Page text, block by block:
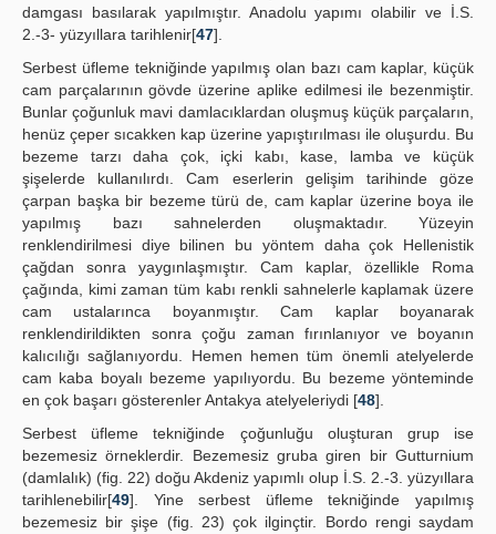
damgası basılarak yapılmıştır. Anadolu yapımı olabilir ve İ.S.
2.-3- yüzyıllara tarihlenir[47].
Serbest üfleme tekniğinde yapılmış olan bazı cam kaplar, küçük
cam parçalarının gövde üzerine aplike edilmesi ile bezenmiştir.
Bunlar çoğunluk mavi damlacıklardan oluşmuş küçük parçaların,
henüz çeper sıcakken kap üzerine yapıştırılması ile oluşurdu. Bu
bezeme tarzı daha çok, içki kabı, kase, lamba ve küçük
şişelerde kullanılırdı. Cam eserlerin gelişim tarihinde göze
çarpan başka bir bezeme türü de, cam kaplar üzerine boya ile
yapılmış bazı sahnelerden oluşmaktadır. Yüzeyin
renklendirilmesi diye bilinen bu yöntem daha çok Hellenistik
çağdan sonra yaygınlaşmıştır. Cam kaplar, özellikle Roma
çağında, kimi zaman tüm kabı renkli sahnelerle kaplamak üzere
cam ustalarınca boyanmıştır. Cam kaplar boyanarak
renklendirildikten sonra çoğu zaman fırınlanıyor ve boyanın
kalıcılığı sağlanıyordu. Hemen hemen tüm önemli atelyelerde
cam kaba boyalı bezeme yapılıyordu. Bu bezeme yönteminde
en çok başarı gösterenler Antakya atelyeleriydi [48].
Serbest üfleme tekniğinde çoğunluğu oluşturan grup ise
bezemesiz örneklerdir. Bezemesiz gruba giren bir Gutturnium
(damlalık) (fig. 22) doğu Akdeniz yapımlı olup İ.S. 2.-3. yüzyıllara
tarihlenebilir[49]. Yine serbest üfleme tekniğinde yapılmış
bezemesiz bir şişe (fig. 23) çok ilginçtir. Bordo rengi saydam